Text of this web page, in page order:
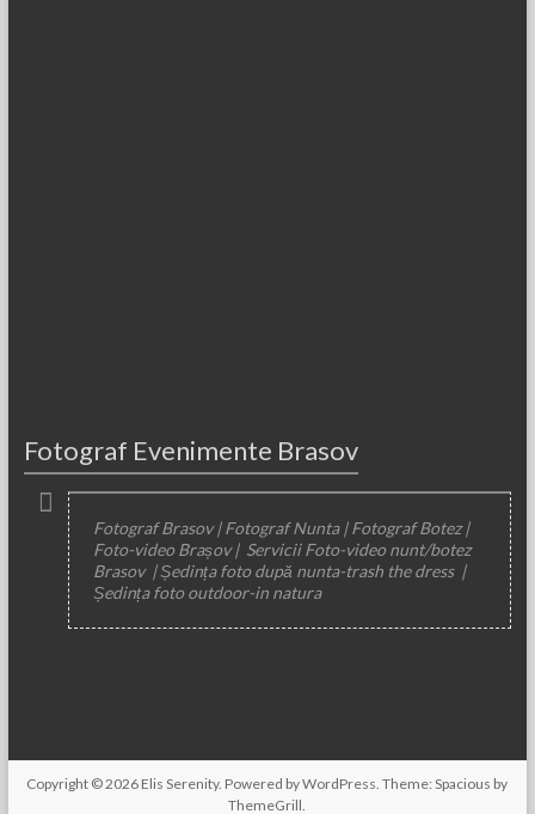
Fotograf Evenimente Brasov
Fotograf Brasov | Fotograf Nunta | Fotograf Botez |
Foto-video Brașov | Servicii Foto-video nunt/botez
Brasov | Ședința foto după nunta-trash the dress |
Ședința foto outdoor-in natura
Copyright © 2026 Elis Serenity. Powered byWordPress. Theme: Spacious by
ThemeGrill.